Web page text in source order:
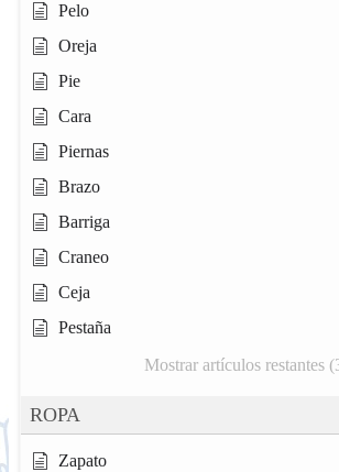
Pelo
Oreja
Pie
Cara
Piernas
Brazo
Barriga
Craneo
Ceja
Pestaña
Mostrar artículos restantes
ROPA
Zapato